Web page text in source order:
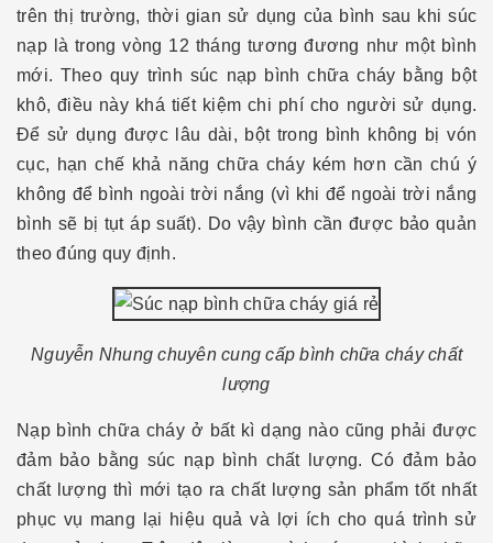
trên thị trường, thời gian sử dụng của bình sau khi súc
nạp là trong vòng 12 tháng tương đương như một bình
mới. Theo quy trình súc nạp bình chữa cháy bằng bột
khô, điều này khá tiết kiệm chi phí cho người sử dụng.
Để sử dụng được lâu dài, bột trong bình không bị vón
cục, hạn chế khả năng chữa cháy kém hơn cần chú ý
không để bình ngoài trời nắng (vì khi để ngoài trời nắng
bình sẽ bị tụt áp suất). Do vậy bình cần được bảo quản
theo đúng quy định.
Nguyễn Nhung chuyên cung cấp bình chữa cháy chất
lượng
Nạp bình chữa cháy ở bất kì dạng nào cũng phải được
đảm bảo bằng súc nạp bình chất lượng. Có đảm bảo
chất lượng thì mới tạo ra chất lượng sản phẩm tốt nhất
phục vụ mang lại hiệu quả và lợi ích cho quá trình sử